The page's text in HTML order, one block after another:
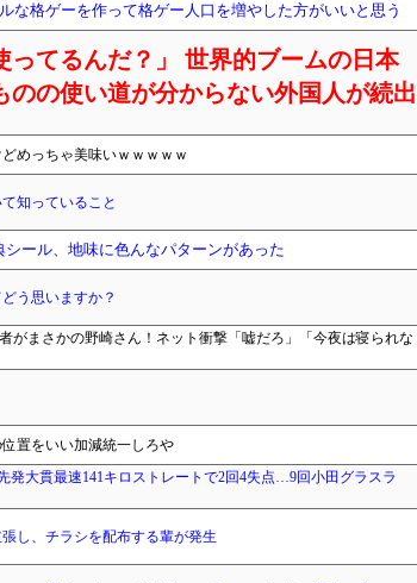
な格ゲーを作って格ゲー人口を増やした方がいいと思う
ってるんだ？」 世界的ブームの日本
のの使い道が分からない外国人が続出
めっちゃ美味いｗｗｗｗｗ
知っていること
シール、地味に色んなパターンがあった
う思いますか？
がまさかの野崎さん！ネット衝撃「嘘だろ」「今夜は寝られな
置をいい加減統一しろや
発大貫最速141キロストレートで2回4失点…9回小田グラスラ
し、チラシを配布する輩が発生